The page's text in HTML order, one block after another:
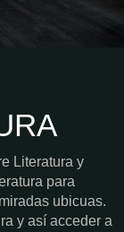
Literatura y
para
ubicuas.
y así acceder a